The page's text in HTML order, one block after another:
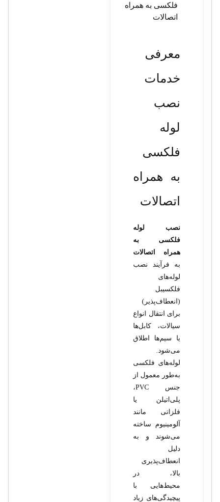
فلکسی به همراه
اتصالات
معرفی
خدمات
نصب
لوله
فلکسی
به همراه
اتصالات
نصب لوله
فلکسی به
همراه اتصالات
به فرآیند نصب
لوله‌های
فلکسیبل
(انعطاف‌پذیر)
برای انتقال انواع
سیالات، کابل‌ها
یا سیم‌ها اطلاق
می‌شود.
لوله‌های فلکسی
به‌طور معمول از
جنس PVC،
پلی‌اتیلن یا
فلزاتی مانند
آلومینیوم ساخته
می‌شوند و به
دلیل
انعطاف‌پذیری
بالا، در
محیط‌هایی با
پیچیدگی‌های زیاد